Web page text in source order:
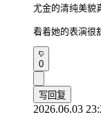
尤金的清纯美貌
看着她的表演很
0
写回复
2026.06.03